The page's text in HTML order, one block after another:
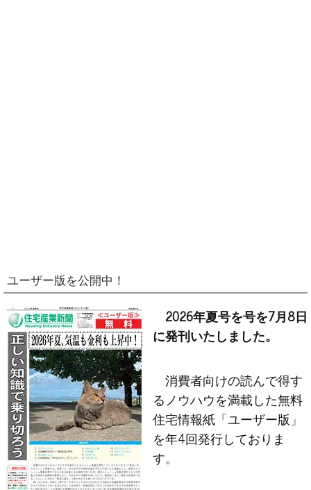
ユーザー版を公開中！
2026年夏号を号を7月8日
に発刊いたしました。
消費者向けの読んで得す
るノウハウを満載した無料
住宅情報紙「ユーザー版」
を年4回発行しておりま
す。